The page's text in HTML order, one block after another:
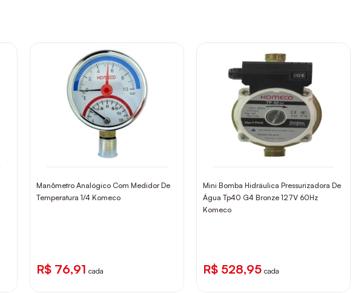
Manômetro Analógico Com Medidor De
Temperatura 1/4 Komeco
R$ 76,91 cada
Mini Bomba Hidráulica Pressurizadora De
Água Tp40 G4 Bronze 127V 60Hz
Komeco
R$ 528,95 cada